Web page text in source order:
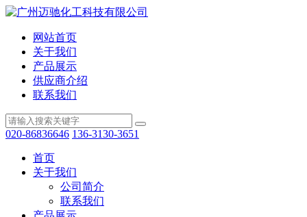
网站首页
关于我们
产品展示
供应商介绍
联系我们
020-86836646 136-3130-3651
首页
关于我们
公司简介
联系我们